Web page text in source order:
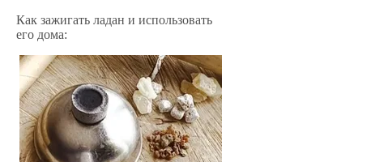
Как зажигать ладан и использовать
его дома: